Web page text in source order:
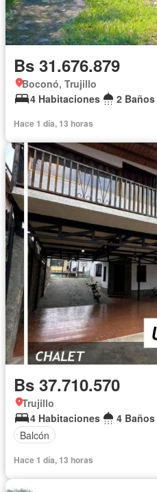
Bs 31.676.879
Boconó, Trujillo
4 Habitaciones
2 Baños
Hace 1 día, 13 horas
Bs 37.710.570
Trujillo
4 Habitaciones
4 Baños
Balcón
Hace 1 día, 13 horas